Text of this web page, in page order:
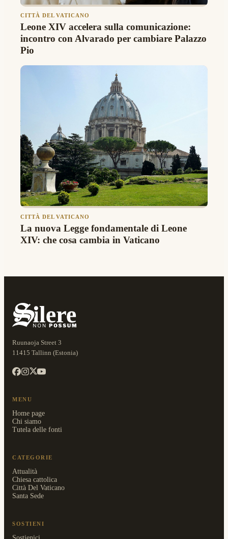
CITTÀ DEL VATICANO
Leone XIV accelera sulla comunicazione:
incontro con Alvarado per cambiare Palazzo
Pio
CITTÀ DEL VATICANO
La nuova Legge fondamentale di Leone
XIV: che cosa cambia in Vaticano
Ruunaoja Street 3
11415 Tallinn (Estonia)
MENU
Home page
Chi siamo
Tutela delle fonti
CATEGORIE
Attualità
Chiesa cattolica
Città Del Vaticano
Santa Sede
SOSTIENI